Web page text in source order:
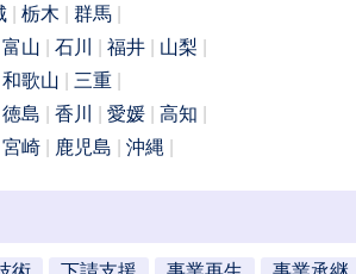
栃木
群馬
富山 石川 福井
山梨
和歌山
三重
徳島 香川 愛媛
高知
宮崎 鹿児島 沖縄